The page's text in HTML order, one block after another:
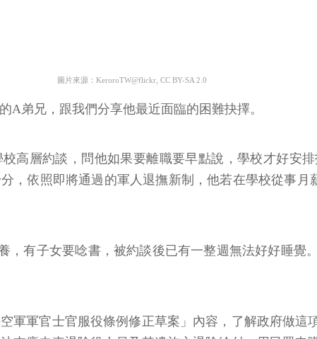
，依照即將通過的軍人退撫新制，他若在學校從事
支應未來退除役人員及其遺族之退除給付。用民眾